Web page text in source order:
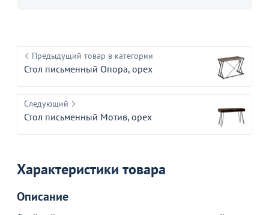
Предыдущий товар в категории
Стол письменный Опора, орех
Следующий
Стол письменный Мотив, орех
Характеристики товара
Описание